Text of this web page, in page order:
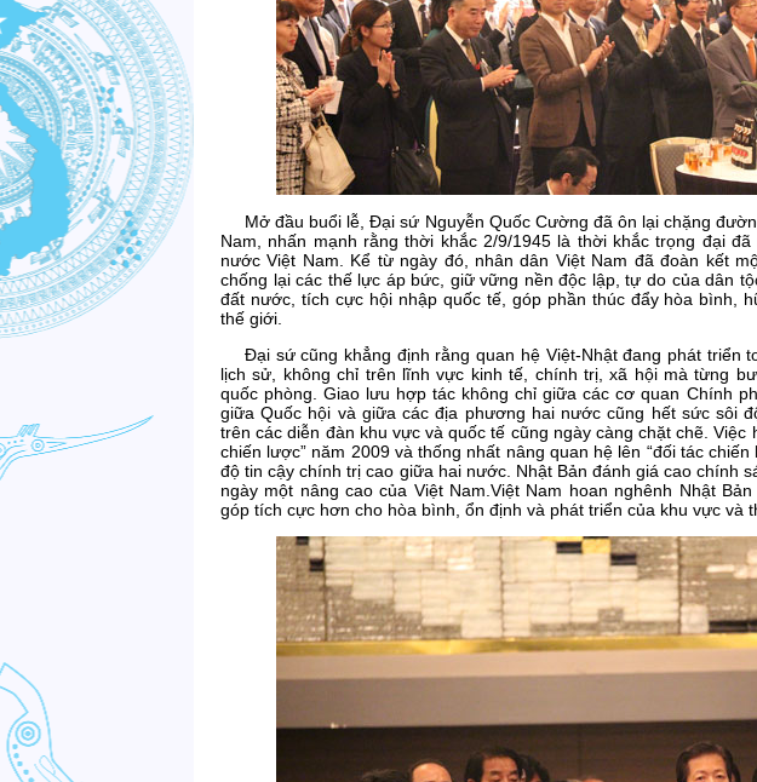
Mở đầu buổi lễ, Đại sứ Nguyễn Quốc Cường đã ôn lại chặng
Nam, nhấn mạnh rằng thời khắc 2/9/1945 là thời khắc trọng đại
nước Việt Nam. Kể từ ngày đó, nhân dân Việt Nam đã đoàn kết
chống lại các thế lực áp bức, giữ vững nền độc lập, tự do của dân
đất nước, tích cực hội nhập quốc tế, góp phần thúc đẩy hòa bình,
thế giới.
Đại sứ cũng khẳng định rằng quan hệ Việt-Nhật đang phát triển
lịch sử, không chỉ trên lĩnh vực kinh tế, chính trị, xã hội mà từng
quốc phòng. Giao lưu hợp tác không chỉ giữa các cơ quan Chính
giữa Quốc hội và giữa các địa phương hai nước cũng hết sức sôi
trên các diễn đàn khu vực và quốc tế cũng ngày càng chặt chẽ.
chiến lược” năm 2009 và thống nhất nâng quan hệ lên “đối tác
độ tin cậy chính trị cao giữa hai nước. Nhật Bản đánh giá cao chính
ngày một nâng cao của Việt Nam.Việt Nam hoan nghênh Nhật
góp tích cực hơn cho hòa bình, ổn định và phát triển của khu vực và